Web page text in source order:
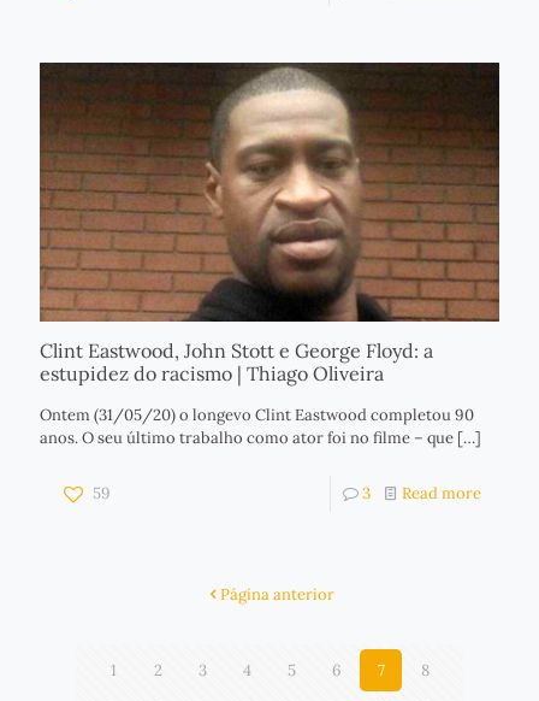
Clint Eastwood, John Stott e George Floyd: a
estupidez do racismo | Thiago Oliveira
Ontem (31/05/20) o longevo Clint Eastwood completou 90
anos. O seu último trabalho como ator foi no filme – que […]
59 3 Read more
Página anterior
1 2 3 4 5 6 7 8